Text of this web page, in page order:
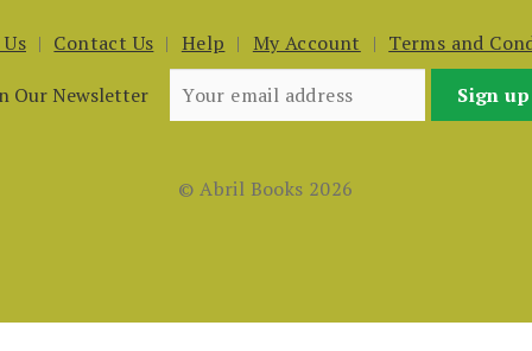
Contact Us Help My Account
Terms and
Our Newsletter
© Abril Books 2026